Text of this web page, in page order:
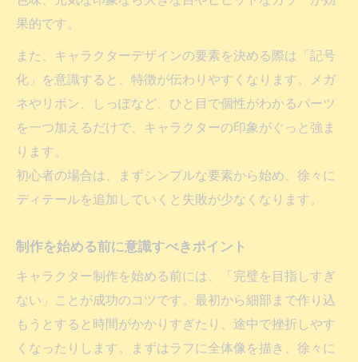
果的です。
また、キャラクターデザインの要素を決める際は「記号
化」を意識すると、特徴が伝わりやすくなります。メガ
ネやリボン、しっぽなど、ひと目で個性がわかるパーツ
を一つ加えるだけで、キャラクターの印象がぐっと強ま
ります。
初心者の場合は、まずシンプルな要素から始め、徐々に
ディテールを追加していくと失敗が少なくなります。
制作を始める前に意識すべきポイント
キャラクター制作を始める前には、「完璧を目指しすぎ
ない」ことが成功のコツです。最初から細部まで作り込
もうとすると時間がかかりすぎたり、途中で挫折しやす
くなったりします。まずはラフに全体像を描き、徐々に